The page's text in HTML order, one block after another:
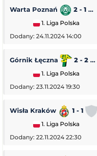
Warta Poznań 2 - 1
1. Liga Polska
Dodany: 24.11.2024 14:00
Górnik Łęczna 2 - 2
1. Liga Polska
Dodany: 23.11.2024 19:30
Wisła Kraków 1 - 1
1. Liga Polska
Dodany: 22.11.2024 22:30